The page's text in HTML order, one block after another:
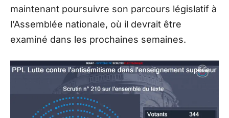
maintenant poursuivre son parcours législatif à
l’Assemblée nationale, où il devrait être
examiné dans les prochaines semaines.